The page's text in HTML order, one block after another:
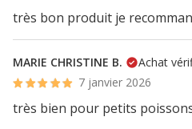
très bon produit je
MARIE CHRISTINE B.
Achat
7 janvier 2026
très bien pour petits